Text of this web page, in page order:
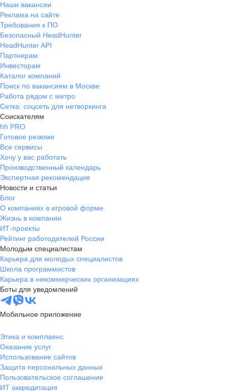
Наши вакансии
Реклама на сайте
Требования к ПО
Безопасный HeadHunter
HeadHunter API
Партнерам
Инвесторам
Каталог компаний
Поиск по вакансиям в Москве
Работа рядом с метро
Сетка: соцсеть для нетворкинга
Соискателям
hh PRO
Готовое резюме
Все сервисы
Хочу у вас работать
Производственный календарь
Экспертная рекомендация
Новости и статьи
Блог
О компаниях в игровой форме
Жизнь в компании
ИТ-проекты
Рейтинг работодателей России
Молодым специалистам
Карьера для молодых специалистов
Школа программистов
Карьера в некоммерческих организациях
Боты для уведомлений
Мобильное приложение
Этика и комплаенс
Оказание услуг
Использование сайтов
Защита персональных данных
Пользовательское соглашение
ИТ аккредитация